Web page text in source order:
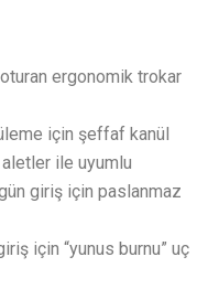
ergonomik trokar
için şeffaf kanül
ile uyumlu
giriş için paslanmaz
için “yunus burnu” uç